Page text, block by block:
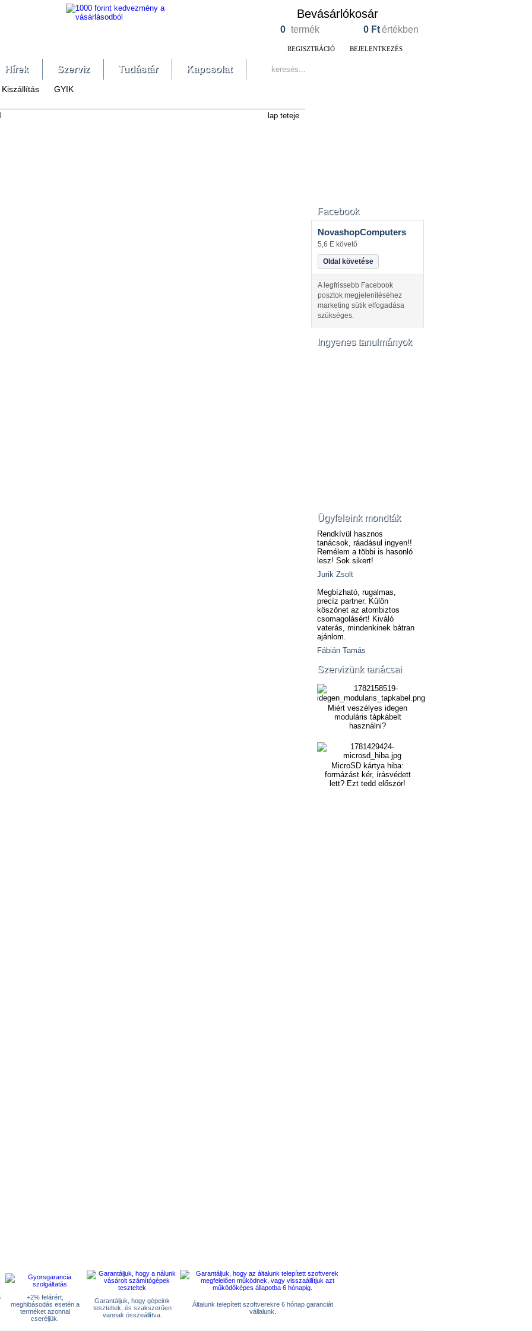
Bevásárlókosár
0 termék 0 Ftértékben
REGISZTRÁCIÓ BEJELENTKEZÉS
Hírek Szerviz Tudástár Kapcsolat
Kiszállítás GYIK
lap teteje
Facebook
NovashopComputers
5,6 E követő
Oldal követése
A legfrissebb Facebook
posztok megjelenítéséhez
marketing sütik elfogadása
szükséges.
Ingyenes tanulmányok
Ügyfeleink mondták
Rendkívül hasznos
tanácsok, ráadásul ingyen!!
Remélem a többi is hasonló
lesz! Sok sikert!
Jurik Zsolt
Megbízható, rugalmas,
precíz partner. Külön
köszönet az atombiztos
csomagolásért! Kiváló
vaterás, mindenkinek bátran
ajánlom.
Fábián Tamás
Szervizünk tanácsai
Miért veszélyes idegen
moduláris tápkábelt
használni?
MicroSD kártya hiba:
formázást kér, írásvédett
lett? Ezt tedd először!
+2% felárért,
meghibásodás esetén a
terméket azonnal
cseréljük.
Garantáljuk, hogy gépeink
teszteltek, és szakszerűen
vannak összeállítva.
Általunk telepített szoftverekre 6 hónap garanciát
vállalunk.